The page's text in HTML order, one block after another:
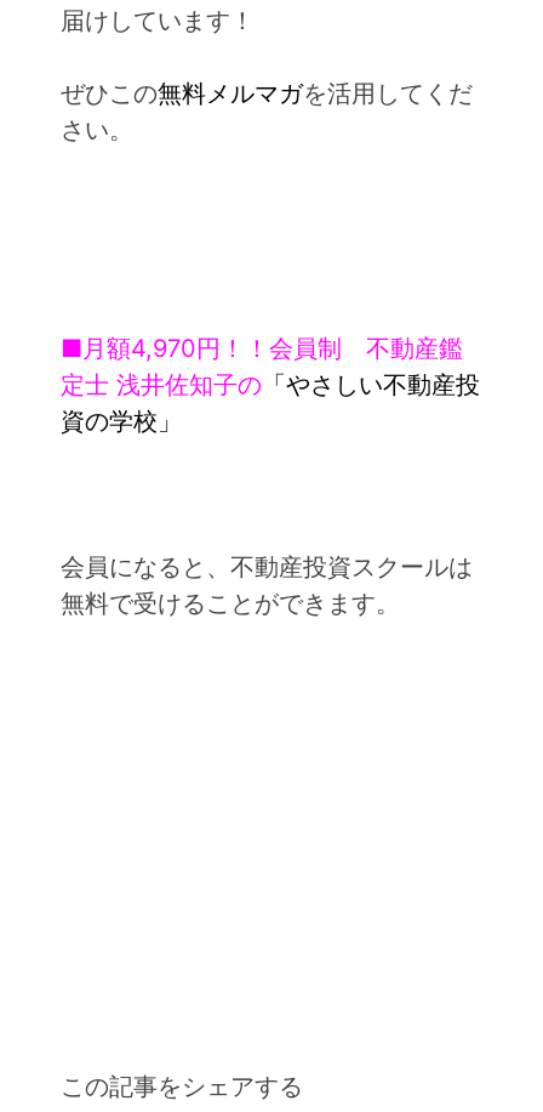
届けしています！
ぜひこの無料メルマガを活用してくだ
さい。
■月額4,970円！！会員制 不動産鑑
定士 浅井佐知子の 「やさしい不動産投
資の学校」
会員になると、不動産投資スクールは
無料で受けることができます。
この記事をシェアする